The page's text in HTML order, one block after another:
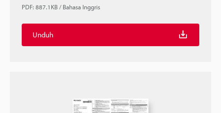
PDF: 887.1KB/Bahasa Inggris
Unduh